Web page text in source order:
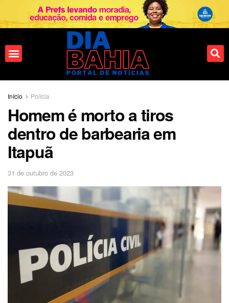
Início Polícia
Homem é morto a tiros
dentro de barbearia em
Itapuã
31 de outubro de 2023